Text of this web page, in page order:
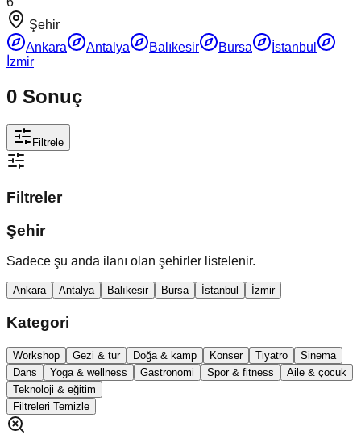
Şehir
Ankara
Antalya Balıkesir Bursa
İstanbul
İzmir
0 Sonuç
Filtrele
Filtreler
Şehir
Sadece şu anda ilanı olan şehirler listelenir.
Ankara Antalya Balıkesir Bursa İstanbul İzmir
Kategori
Workshop Gezi & tur Doğa & kamp Konser Tiyatro
Sinema
Dans
Yoga & wellness Gastronomi Spor & fitness
Aile & çocuk
Teknoloji & eğitim
Filtreleri Temizle